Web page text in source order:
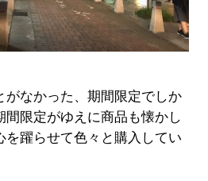
がなかった、期間限定でしか
間限定がゆえに商品も懐かし
を躍らせて色々と購入してい